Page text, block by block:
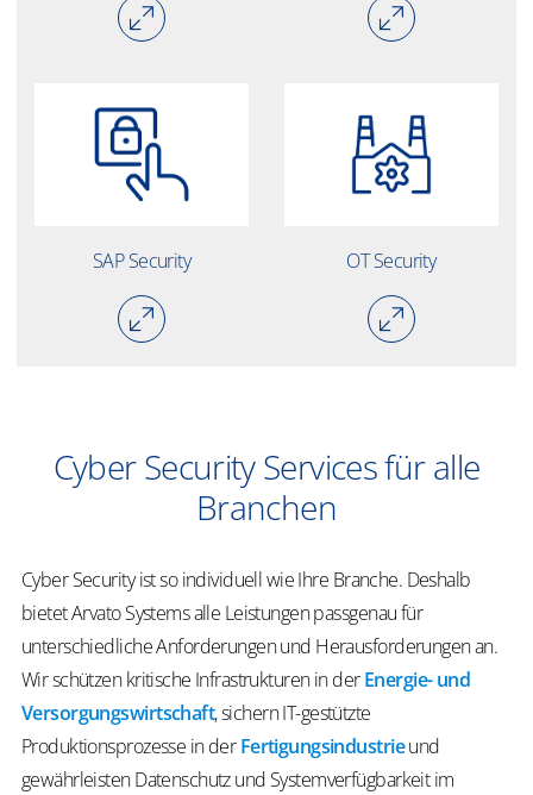
SAP Security OT Security
Cyber Security Services für alle
Branchen
Cyber Security ist so individuell wie Ihre Branche. Deshalb
bietet Arvato Systems alle Leistungen passgenau für
unterschiedliche Anforderungen und Herausforderungen an.
Wir schützen kritische Infrastrukturen in derEnergie- und
Versorgungswirtschaft, sichern IT-gestützte
Produktionsprozesse in derFertigungsindustrieund
gewährleisten Datenschutz und Systemverfügbarkeit im